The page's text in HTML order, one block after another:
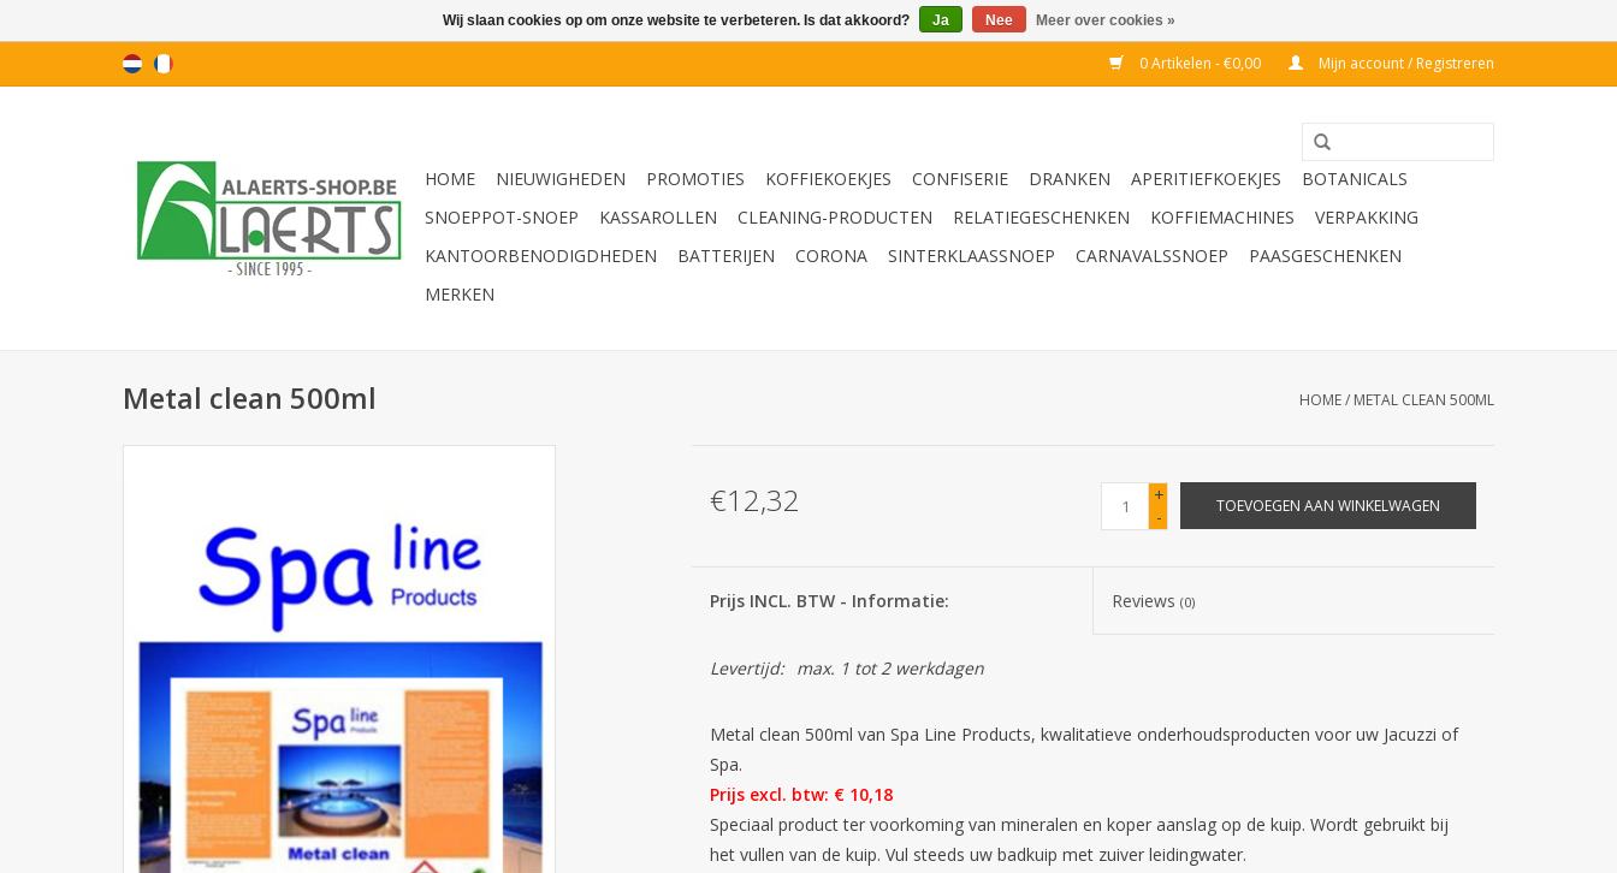
0 Artikelen - €0,00 Mijn account / Registreren
HOME NIEUWIGHEDEN PROMOTIES KOFFIEKOEKJES CONFISERIE DRANKEN APERITIEFKOEKJES
BOTANICALS
SNOEPPOT-SNOEP
KASSAROLLEN CLEANING-PRODUCTEN RELATIEGESCHENKEN KOFFIEMACHINES
VERPAKKING
KANTOORBENODIGDHEDEN
BATTERIJEN CORONA SINTERKLAASSNOEP CARNAVALSSNOEP
PAASGESCHENKEN
MERKEN
Metal clean 500ml HOME/ METAL CLEAN 500ML
€12,32
+
-
TOEVOEGEN AAN WINKELWAGEN
Prijs INCL. BTW - Informatie: Reviews(0)
Levertijd: max. 1 tot 2 werkdagen
Metal clean 500ml van Spa Line Products, kwalitatieve onderhoudsproducten voor uw Jacuzzi of
Spa.
Prijs excl. btw: € 10,18
Speciaal product ter voorkoming van mineralen en koper aanslag op de kuip. Wordt gebruikt bij
het vullen van de kuip. Vul steeds uw badkuip met zuiver leidingwater.
Wij slaan cookies op om onze website te verbeteren. Is dat akkoord? Ja Nee Meer over cookies »